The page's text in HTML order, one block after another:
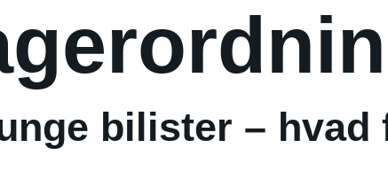
bilister –